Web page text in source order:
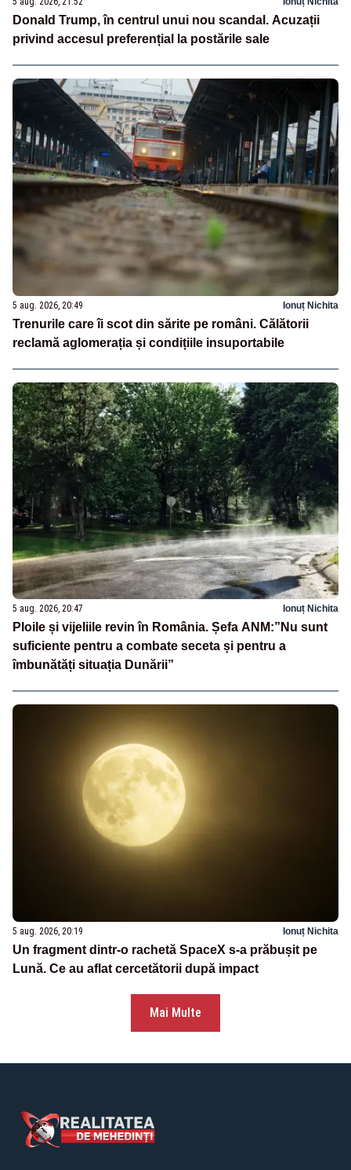
Donald Trump, în centrul unui nou scandal. Acuzații
privind accesul preferențial la postările sale
5 aug. 2026, 20:49 Ionuț Nichita
Trenurile care îi scot din sărite pe români. Călătorii
reclamă aglomerația și condițiile insuportabile
5 aug. 2026, 20:47 Ionuț Nichita
Ploile și vijeliile revin în România. Șefa ANM:”Nu sunt
suficiente pentru a combate seceta și pentru a
îmbunătăți situația Dunării”
5 aug. 2026, 20:19 Ionuț Nichita
Un fragment dintr-o rachetă SpaceX s-a prăbușit pe
Lună. Ce au aflat cercetătorii după impact
Mai Multe